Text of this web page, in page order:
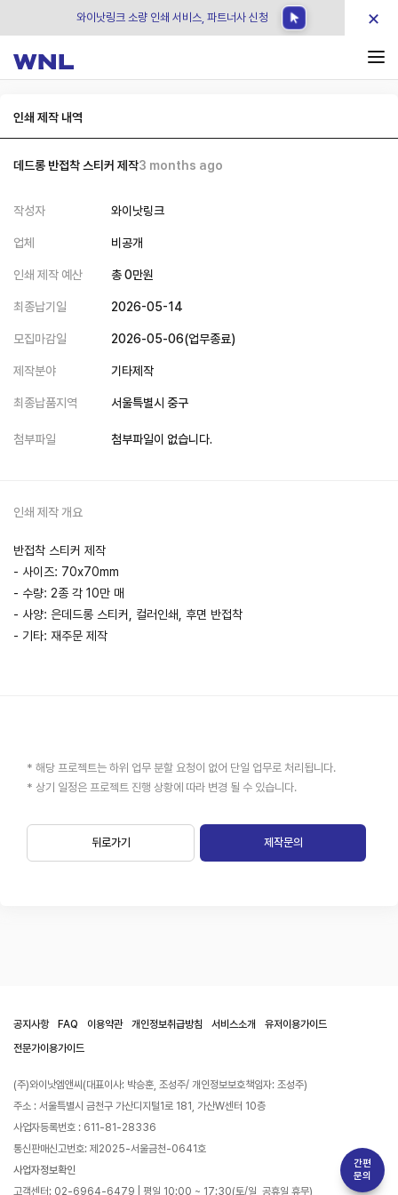
와이낫링크 소량 인쇄 서비스, 파트너사 신청 ×
간편
문의
인쇄 제작 내역
데드롱 반접착 스티커 제작3 months ago
작성자 와이낫링크
업체 비공개
인쇄 제작 예산 총0만원
최종납기일 2026-05-14
모집마감일 2026-05-06(업무종료)
제작분야 기타제작
최종납품지역 서울특별시 중구
첨부파일 첨부파일이 없습니다.
인쇄 제작 개요
반접착 스티커 제작
- 사이즈: 70x70mm
- 수량: 2종 각 10만 매
- 사양: 은데드롱 스티커, 컬러인쇄, 후면 반접착
- 기타: 재주문 제작
* 해당 프로젝트는 하위 업무 분할 요청이 없어 단일 업무로 처리됩니다.
* 상기 일정은 프로젝트 진행 상황에 따라 변경 될 수 있습니다.
뒤로가기 제작문의
공지사항 FAQ 이용약관 개인정보취급방침 서비스소개
유저이용가이드
전문가이용가이드
(주)와이낫엠앤씨(대표이사: 박승훈, 조성주/ 개인정보보호책임자: 조성주)
주소 : 서울특별시 금천구 가산디지털1로 181, 가산W센터 10층
사업자등록번호 : 611-81-28336
통신판매신고번호: 제2025-서울금천-0641호
사업자정보확인
고객센터: 02-6964-6479 | 평일 10:00 ~ 17:30(토/일, 공휴일 휴무)